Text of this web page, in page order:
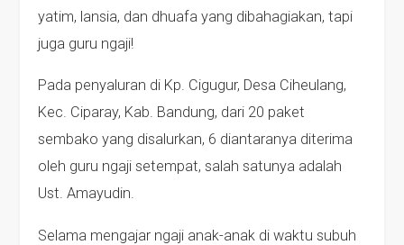
yatim, lansia, dan dhuafa yang dibahagiakan, tapi
juga guru ngaji!
Pada penyaluran di Kp. Cigugur, Desa Ciheulang,
Kec. Ciparay, Kab. Bandung, dari 20 paket
sembako yang disalurkan, 6 diantaranya diterima
oleh guru ngaji setempat, salah satunya adalah
Ust. Amayudin.
Selama mengajar ngaji anak-anak di waktu subuh